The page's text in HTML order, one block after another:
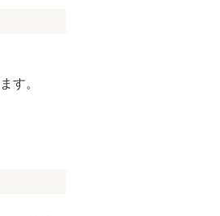
す。